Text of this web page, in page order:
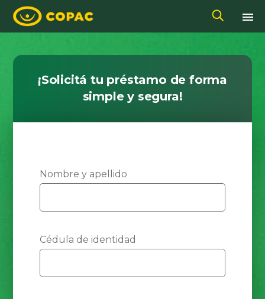
¡Solicitá tu préstamo de forma
simple y segura!
Nombre y apellido
Cédula de identidad